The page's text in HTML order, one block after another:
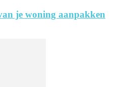
je woning aanpakken